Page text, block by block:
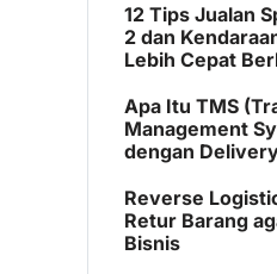
12 Tips Jualan
2 dan
Lebih Cepat
Apa Itu TMS
Management
dengan
Reverse
Retur Barang
Bisnis